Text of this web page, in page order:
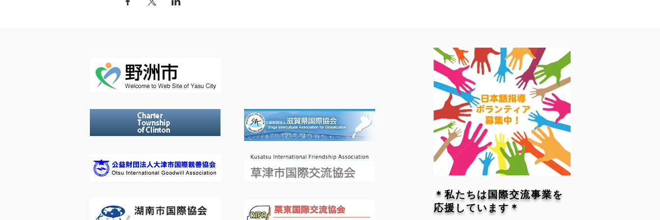
＊私たちは国際交流事業を
応援しています＊